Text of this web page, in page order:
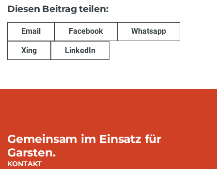
Diesen Beitrag teilen:
Email Facebook Whatsapp
Xing LinkedIn
Gemeinsam im Einsatz für
Garsten.
KONTAKT